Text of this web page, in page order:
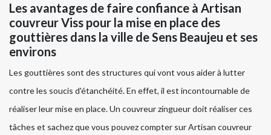
Les avantages de faire confiance à Artisan
couvreur Viss pour la mise en place des
gouttières dans la ville de Sens Beaujeu et ses
environs
Les gouttières sont des structures qui vont vous aider à lutter
contre les soucis d'étanchéité. En effet, il est incontournable de
réaliser leur mise en place. Un couvreur zingueur doit réaliser ces
tâches et sachez que vous pouvez compter sur Artisan couvreur